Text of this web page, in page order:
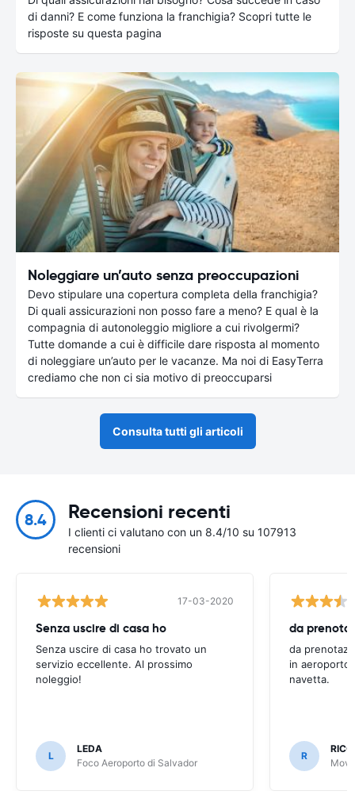
di danni? E come funziona la franchigia? Scopri tutte le
risposte su questa pagina
Noleggiare un’auto senza preoccupazioni
Devo stipulare una copertura completa della franchigia?
Di quali assicurazioni non posso fare a meno? E qual è la
compagnia di autonoleggio migliore a cui rivolgermi?
Tutte domande a cui è difficile dare risposta al momento
di noleggiare un’auto per le vacanze. Ma noi di EasyTerra
crediamo che non ci sia motivo di preoccuparsi
Consulta tutti gli articoli
8.4 Recensioni recenti
I clienti ci valutano con un 8.4/10 su 107913
recensioni
17-03-2020
Senza uscire di casa ho
Senza uscire di casa ho trovato un
servizio eccellente. Al prossimo
noleggio!
L
LEDA
Foco Aeroporto di Salvador
da
in aeroporto
navetta.
R